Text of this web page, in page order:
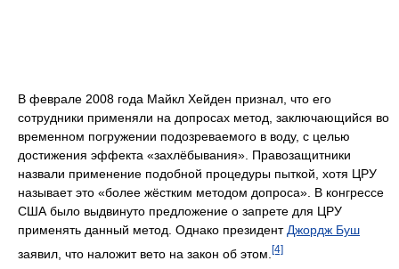
В феврале 2008 года Майкл Хейден признал, что его
сотрудники применяли на допросах метод, заключающийся во
временном погружении подозреваемого в воду, с целью
достижения эффекта «захлёбывания». Правозащитники
назвали применение подобной процедуры пыткой, хотя ЦРУ
называет это «более жёстким методом допроса». В конгрессе
США было выдвинуто предложение о запрете для ЦРУ
применять данный метод. Однако президент Джордж Буш
заявил, что наложит вето на закон об этом. [4]